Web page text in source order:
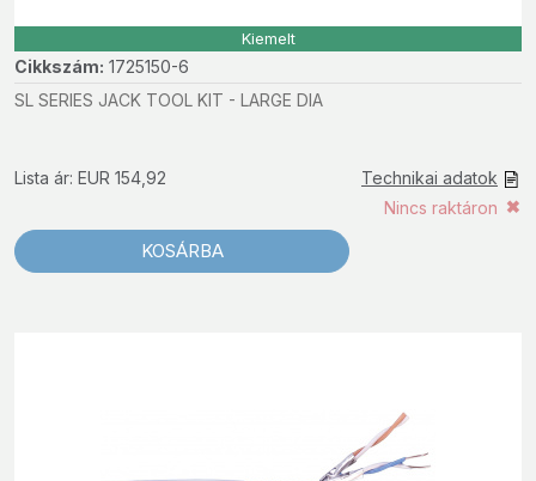
Kiemelt
Cikkszám: 1725150-6
SL SERIES JACK TOOL KIT - LARGE DIA
Technikai adatok
Lista ár: EUR 154,92
Nincs raktáron
KOSÁRBA